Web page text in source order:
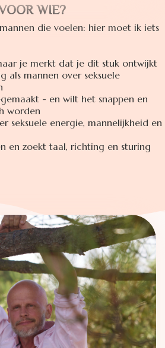
WIE?
die voelen: hier moet ik iets
je merkt dat je dit stuk ontwijkt
als mannen over seksuele
- en wilt het snappen en
worden
seksuele energie, mannelijkheid en
en zoekt taal, richting en sturing